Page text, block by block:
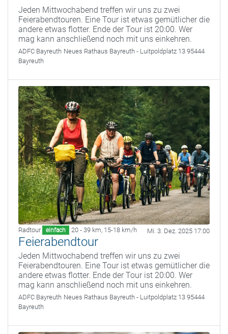
Jeden Mittwochabend treffen wir uns zu zwei
Feierabendtouren. Eine Tour ist etwas gemütlicher die
andere etwas flotter. Ende der Tour ist 20:00. Wer
mag kann anschließend noch mit uns einkehren.
ADFC Bayreuth Neues Rathaus Bayreuth - Luitpoldplatz 13 95444
Bayreuth
Radtour einfach 20 - 39 km, 15-18 km/h Mi. 3. Dez. 2025 17:00
Feierabendtour
Jeden Mittwochabend treffen wir uns zu zwei
Feierabendtouren. Eine Tour ist etwas gemütlicher die
andere etwas flotter. Ende der Tour ist 20:00. Wer
mag kann anschließend noch mit uns einkehren.
ADFC Bayreuth Neues Rathaus Bayreuth - Luitpoldplatz 13 95444
Bayreuth